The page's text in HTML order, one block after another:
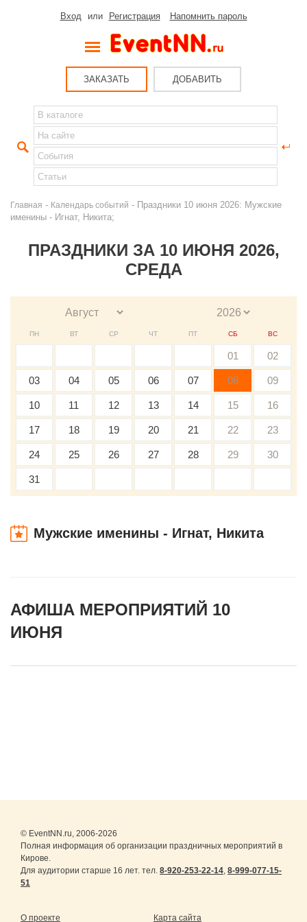
Вход или Регистрация Напомнить пароль
ЗАКАЗАТЬ ДОБАВИТЬ
Главная - Календарь событий - Праздники 10 июня 2026: Мужские
именины - Игнат, Никита;
ПРАЗДНИКИ ЗА 10 ИЮНЯ 2026,
СРЕДА
ПН ВТ СР ЧТ ПТ СБ ВС
01 02
03 04 05 06 07 08 09
10 11 12 13 14 15 16
17 18 19 20 21 22 23
24 25 26 27 28 29 30
31
Мужские именины - Игнат, Никита
АФИША МЕРОПРИЯТИЙ 10
ИЮНЯ
© EventNN.ru, 2006-2026
Полная информация об организации праздничных мероприятий в
Кирове.
Для аудитории старше 16 лет. тел. 8-920-253-22-14, 8-999-077-15-
51
О проекте Карта сайта